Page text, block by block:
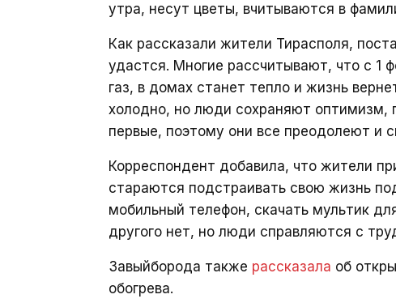
утра, несут цветы, вчитываются в
Как рассказали жители Тирасполя,
удастся. Многие рассчитывают, что с 1
газ, в домах станет тепло и жизнь
холодно, но люди сохраняют оптимизм,
первые, поэтому они все преодолеют и
Корреспондент добавила, что жители
стараются подстраивать свою жизнь
мобильный телефон, скачать мультик
другого нет, но люди справляются с
Завыйборода также рассказала об
обогрева.